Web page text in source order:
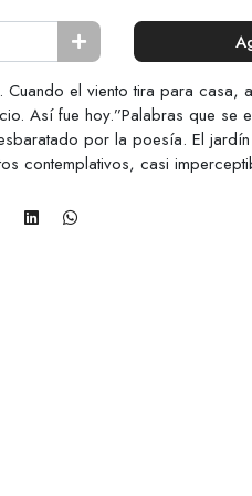
Cuando el viento tira para casa,
Así fue hoy.”Palabras que se
por la poesía. El
contemplativos, casi